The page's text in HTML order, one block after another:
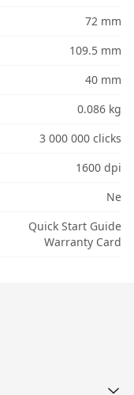
72 mm
109.5 mm
40 mm
0.086 kg
3 000 000 clicks
1600 dpi
Ne
Quick Start Guide
Warranty Card